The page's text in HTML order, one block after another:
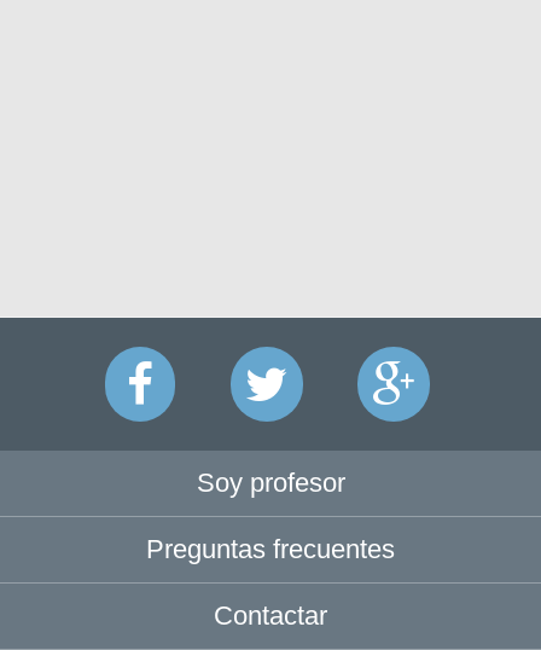
Soy profesor
Preguntas frecuentes
Contactar